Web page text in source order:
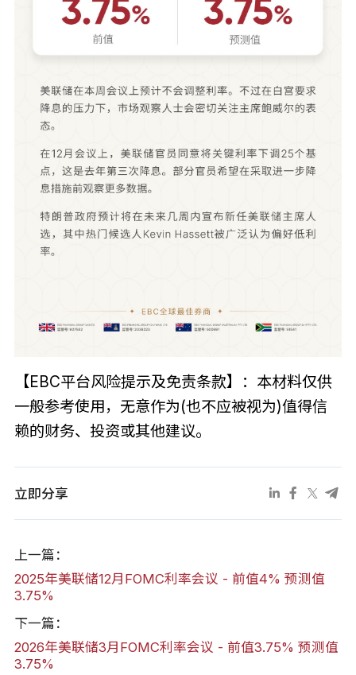
【EBC平台风险提示及免责条款】：本材料仅供
一般参考使用，无意作为(也不应被视为)值得信
赖的财务、投资或其他建议。
立即分享
上一篇：
2025年美联储12月FOMC利率会议 - 前值4% 预测值
3.75%
下一篇：
2026年美联储3月FOMC利率会议 - 前值3.75% 预测值
3.75%